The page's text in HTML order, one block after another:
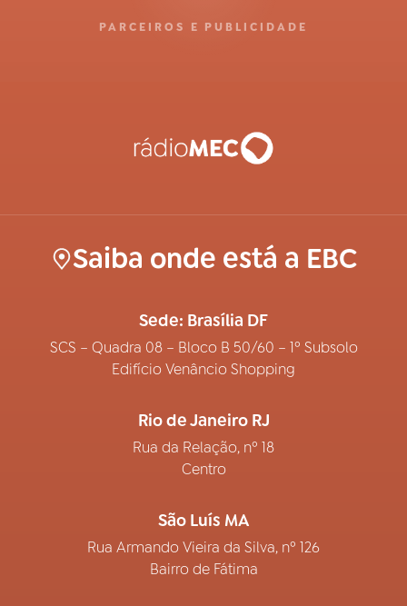
PARCEIROS E PUBLICIDADE
Saiba onde está a EBC
Sede: Brasília DF
SCS – Quadra 08 – Bloco B 50/60 – 1º Subsolo
Edifício Venâncio Shopping
Rio de Janeiro RJ
Rua da Relação, nº 18
Centro
São Luís MA
Rua Armando Vieira da Silva, nº 126
Bairro de Fátima